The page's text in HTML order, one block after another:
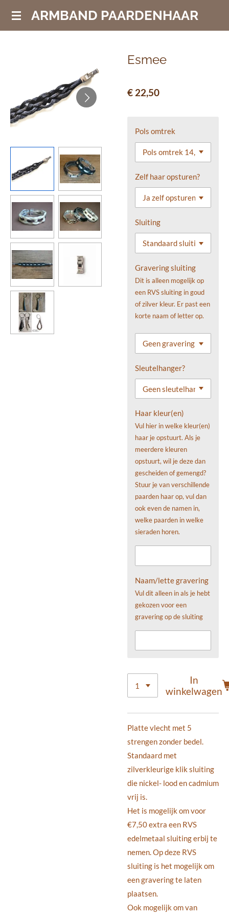
Ga
ARMBAND PAARDENHAAR
Esmee
€ 22,50
Pols omtrek
Zelf haar opsturen?
Sluiting
Gravering sluiting
Dit is alleen mogelijk op
een RVS sluiting in goud
of zilver kleur. Er past een
korte naam of letter op.
Sleutelhanger?
Haar kleur(en)
Vul hier in welke kleur(en)
haar je opstuurt. Als je
meerdere kleuren
opstuurt, wil je deze dan
gescheiden of gemengd?
Stuur je van verschillende
paarden haar op, vul dan
ook even de namen in,
welke paarden in welke
sieraden horen.
Naam/lette gravering
Vul dit alleen in als je hebt
gekozen voor een
gravering op de sluiting
In
winkelwagen
Platte vlecht met 5
strengen zonder bedel.
Standaard met
zilverkleurige klik sluiting
die nickel- lood en cadmium
vrij is.
Het is mogelijk om voor
€7,50 extra een RVS
edelmetaal sluiting erbij te
nemen.Op deze RVS
sluiting is het mogelijk om
een gravering te laten
plaatsen.
Ook mogelijk om van